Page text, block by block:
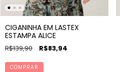
CIGANINHA EM LASTEX
ESTAMPA ALICE
R$139,90 R$83,94
COMPRAR